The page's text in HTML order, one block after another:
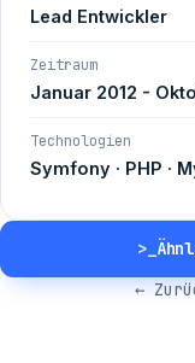
Lead Entwickler
Zeitraum
Januar 2012 -
Technologien
Symfony · PHP ·
>_
←